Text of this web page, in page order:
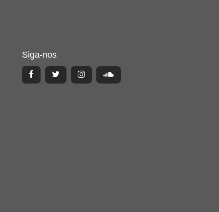
Siga-nos